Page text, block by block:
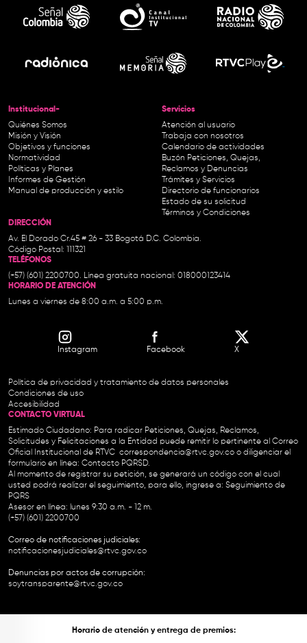
Institucional-
Quiénes Somos
Misión y Visión
Objetivos y funciones
Normatividad
Políticas y Planes
Informes de Gestión
Manual de producción y estilo
Servicios
Atención al usuario
Trabaja con nosotros
Calendario de actividades
Buzón Peticiones, Quejas,
Reclamos y Denuncias
Trámites y Servicios
Directorio de funcionarios
Estado de su solicitud
Términos y Condiciones
DIRECCIÓN
Av. El Dorado Cr.45 # 26 - 33 Bogotá D.C. Colombia.
Código Postal: 111321
TELÉFONOS
(+57) (601) 2200700. Línea gratuita nacional: 018000123414
HORARIO DE ATENCIÓN
Lunes a viernes de 8:00 a.m. a 5:00 p.m.
Instagram Facebook X
Política de privacidad y tratamiento de datos personales
Condiciones de uso
Accesibilidad
CONTACTO VIRTUAL
Estimado Ciudadano: Para radicar Peticiones, Quejas, Reclamos,
Solicitudes y Felicitaciones a la Entidad puede remitir lo pertinente al Correo
Oficial Institucional de RTVC correspondencia@rtvc.gov.co o diligenciar el
formulario en línea: Contacto PQRSD.
Al momento de registrar su petición, se generará un código con el cual
usted podrá realizar el seguimiento, para ello, ingrese a: Seguimiento de
PQRS
Asesor en línea: lunes 9:30 a.m. - 12 m.
(+57) (601) 2200700
Correo de notificaciones judiciales:
notificacionesjudiciales@rtvc.gov.co
Denuncias por actos de corrupción:
soytransparente@rtvc.gov.co
Horario de atención y entrega de premios: